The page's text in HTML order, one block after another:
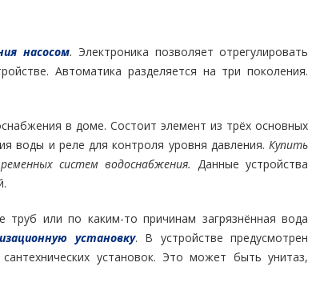
насосом. Электроника позволяет отрегулировать
Автоматика разделяется на три поколения.
в доме. Состоит элемент из трёх основных
воды и реле для контроля уровня давления. Купить
систем водоснабжения. Данные устройства
или по каким-то причинам загрязнённая вода
установку. В устройстве предусмотрен
установок. Это может быть унитаз,